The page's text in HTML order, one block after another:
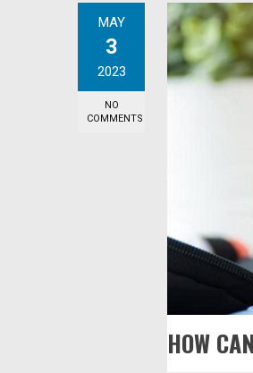
MAY
3
2023
NO
COMMENTS
HOW